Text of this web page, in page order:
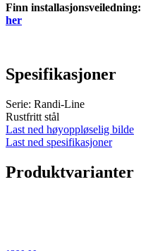
Finn installasjonsveiledning:
her
Spesifikasjoner
Serie: Randi-Line
Rustfritt stål
Last ned høyoppløselig bilde
Last ned spesifikasjoner
Produktvarianter